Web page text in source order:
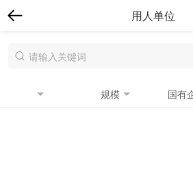
用人单位
规模 国有